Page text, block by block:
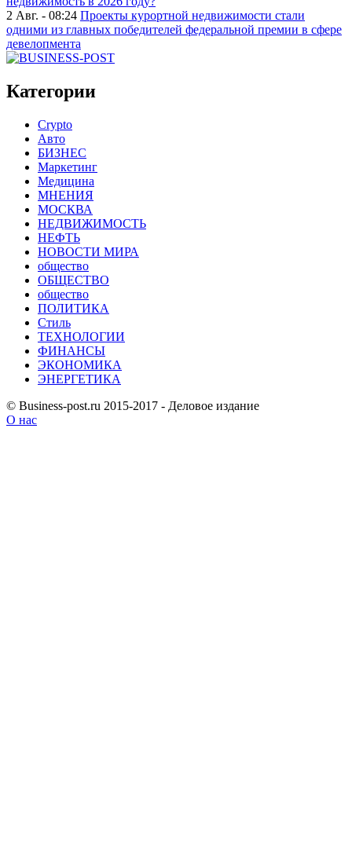
2 Авг. - 08:24 Проекты курортной недвижимости стали
одними из главных победителей федеральной премии в сфере
девелопмента
Категории
Crypto
Авто
БИЗНЕС
Маркетинг
Медицина
МНЕНИЯ
МОСКВА
НЕДВИЖИМОСТЬ
НЕФТЬ
НОВОСТИ МИРА
общество
ОБЩЕСТВО
общество
ПОЛИТИКА
Стиль
ТЕХНОЛОГИИ
ФИНАНСЫ
ЭКОНОМИКА
ЭНЕРГЕТИКА
© Business-post.ru 2015-2017 - Деловое издание
О нас